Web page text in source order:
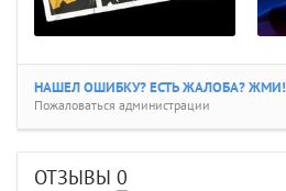
НАШЕЛ ОШИБКУ? ЕСТЬ ЖАЛОБА? ЖМИ!
Пожаловаться администрации
ОТЗЫВЫ 0